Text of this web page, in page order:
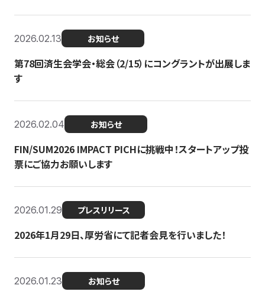
2026.02.13 お知らせ
第78回済生会学会・総会（2/15）にコングラントが出展しま
す
2026.02.04 お知らせ
FIN/SUM2026 IMPACT PICHに挑戦中！スタートアップ投
票にご協力お願いします
2026.01.29 プレスリリース
2026年1月29日、厚労省にて記者会見を行いました！
2026.01.23 お知らせ